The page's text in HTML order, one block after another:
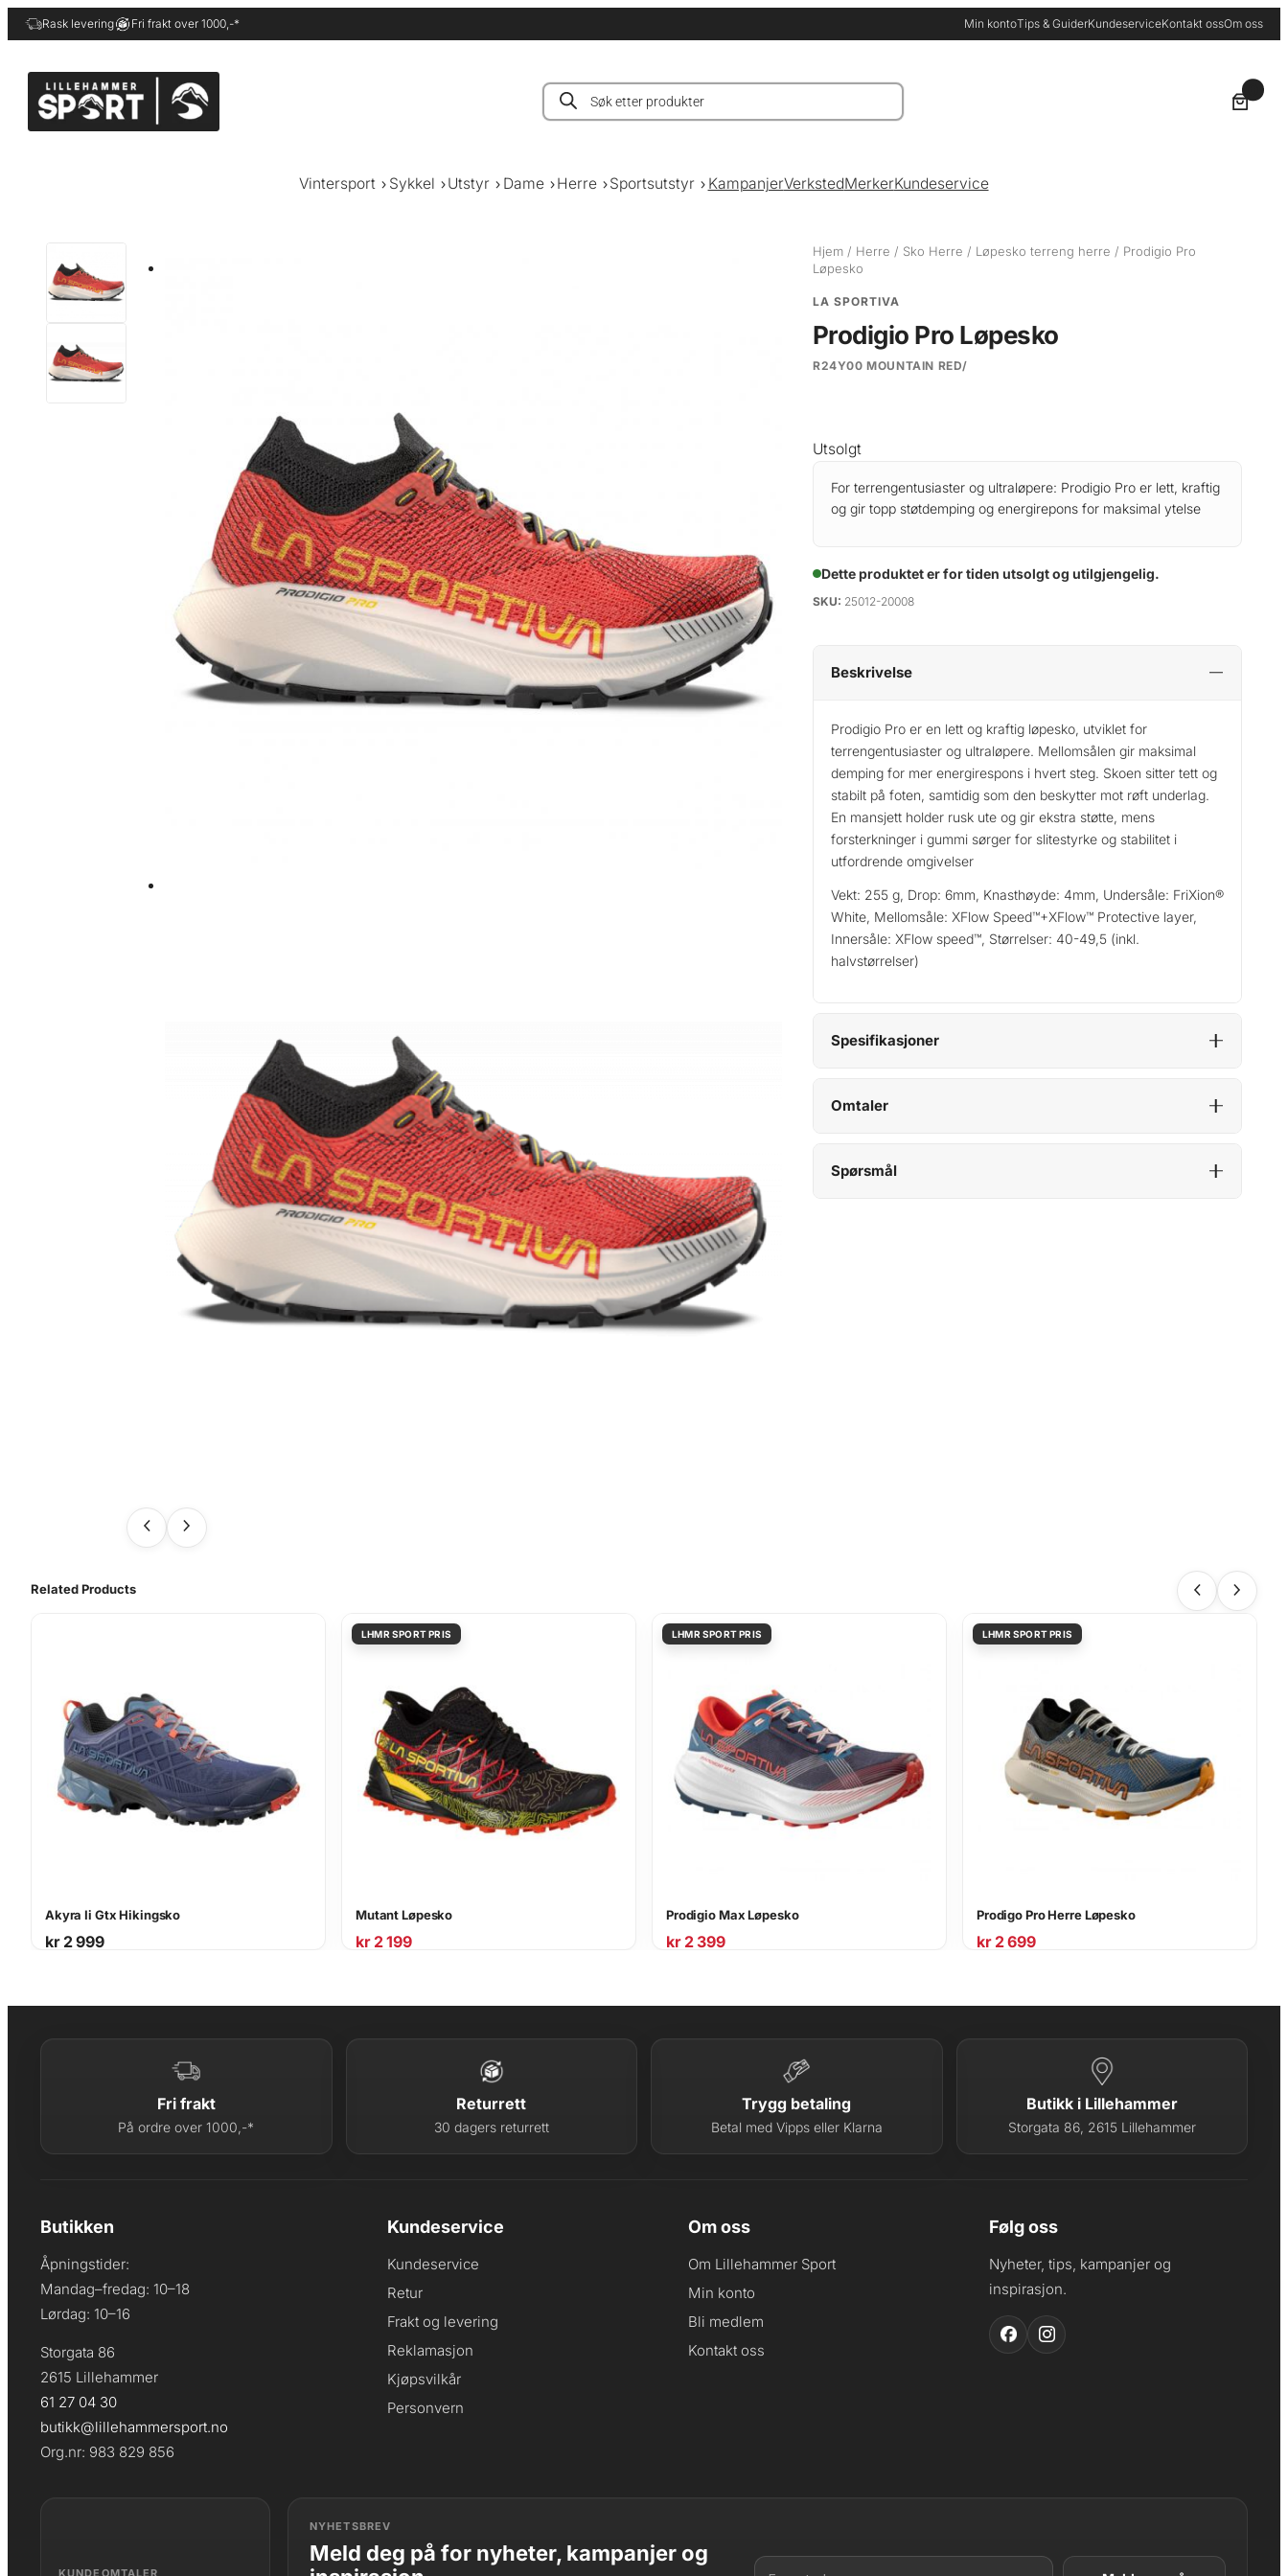
Hopp
til
Rask levering Fri frakt over 1000,-* Min kontoTips & GuiderKundeserviceKontakt ossOm oss
Products
search
Vintersport Sykkel Utstyr Dame Herre Sportsutstyr KampanjerVerkstedMerkerKundeservice
Hjem / Herre / Sko Herre / Løpesko terreng herre / Prodigio Pro
Løpesko
LA SPORTIVA
Prodigio Pro Løpesko
R24Y00 MOUNTAIN RED/
Utsolgt
For terrengentusiaster og ultraløpere: Prodigio Pro er lett, kraftig
og gir topp støtdemping og energirepons for maksimal ytelse
Dette produktet er for tiden utsolgt og utilgjengelig.
SKU: 25012-20008
Beskrivelse
Prodigio Pro er en lett og kraftig løpesko, utviklet for
terrengentusiaster og ultraløpere. Mellomsålen gir maksimal
demping for mer energirespons i hvert steg. Skoen sitter tett og
stabilt på foten, samtidig som den beskytter mot røft underlag.
En mansjett holder rusk ute og gir ekstra støtte, mens
forsterkninger i gummi sørger for slitestyrke og stabilitet i
utfordrende omgivelser
Vekt: 255 g, Drop: 6mm, Knasthøyde: 4mm, Undersåle: FriXion®
White, Mellomsåle: XFlow Speed™+XFlow™ Protective layer,
Innersåle: XFlow speed™, Størrelser: 40-49,5 (inkl.
halvstørrelser)
Spesifikasjoner
Omtaler
Spørsmål
Related Products
Akyra Ii Gtx Hikingsko
kr2 999
Mutant Løpesko
kr2 199
Prodigio Max Løpesko
kr2 399
Prodigo Pro Herre Løpesko
kr2 699
Fri frakt
På ordre over 1000,-*
Returrett
30 dagers returrett
Trygg betaling
Betal med Vipps eller Klarna
Butikk i Lillehammer
Storgata 86, 2615 Lillehammer
Butikken
Åpningstider:
Mandag–fredag: 10–18
Lørdag: 10–16
Storgata 86
2615 Lillehammer
61 27 04 30
butikk@lillehammersport.no
Org.nr: 983 829 856
Kundeservice
Kundeservice
Retur
Frakt og levering
Reklamasjon
Kjøpsvilkår
Personvern
Om oss
Om Lillehammer Sport
Min konto
Bli medlem
Kontakt oss
Følg oss
Nyheter, tips, kampanjer og
inspirasjon.
KUNDEOMTALER
NYHETSBREV
Meld deg på for nyheter, kampanjer og